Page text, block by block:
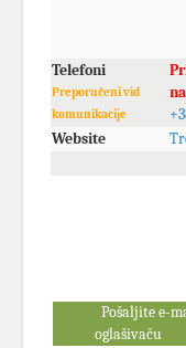
Telefoni
Preporučeni vid
komunikacije
Website
Pošaljite e-
oglašivaču